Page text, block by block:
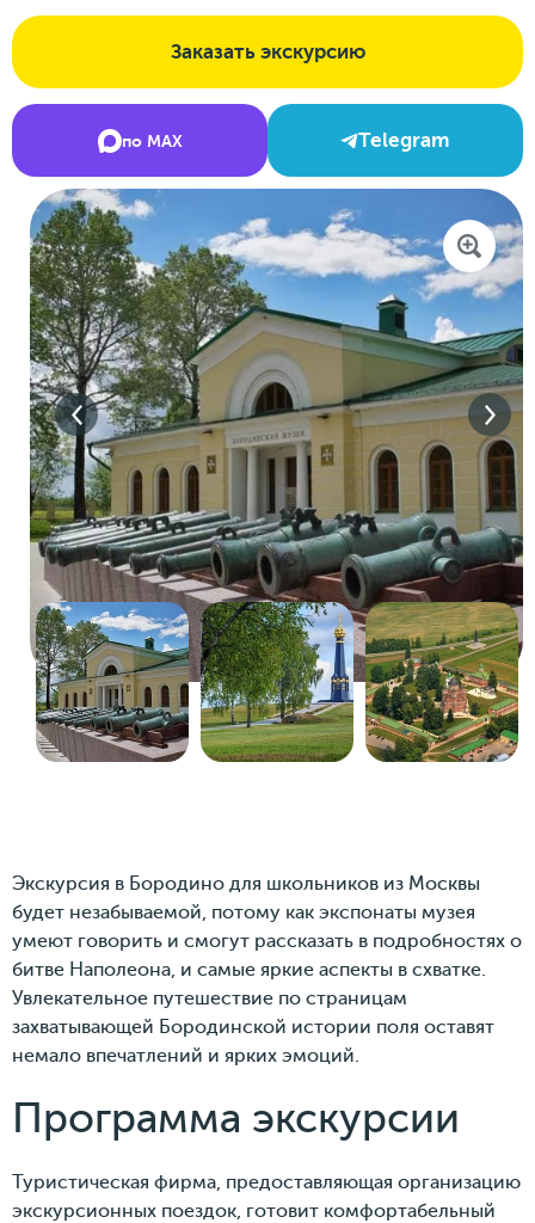
Заказать экскурсию
по MAX Telegram
Экскурсия в Бородино для школьников из Москвы
будет незабываемой, потому как экспонаты музея
умеют говорить и смогут рассказать в подробностях о
битве Наполеона, и самые яркие аспекты в схватке.
Увлекательное путешествие по страницам
захватывающей Бородинской истории поля оставят
немало впечатлений и ярких эмоций.
Программа экскурсии
Туристическая фирма, предоставляющая организацию
экскурсионных поездок, готовит комфортабельный